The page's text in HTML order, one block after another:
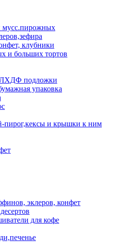
мусс.пирожных
клубники
и больших тортов
ЛХДФ подложки
упаковка
и крышки к ним
эклеров, конфет
для кофе